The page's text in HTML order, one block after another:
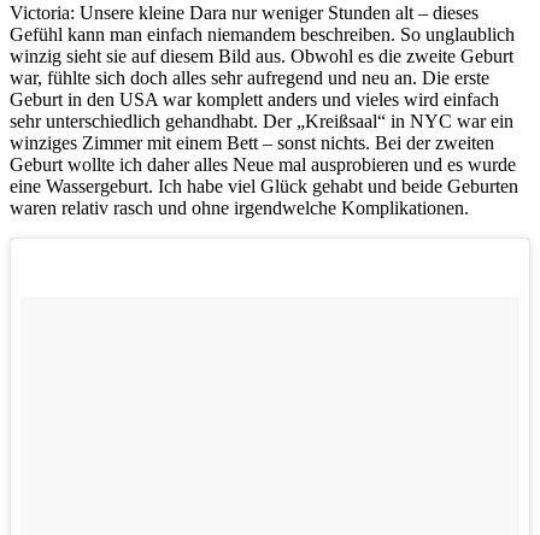
Victoria: Unsere kleine Dara nur weniger Stunden alt – dieses
Gefühl kann man einfach niemandem beschreiben. So unglaublich
winzig sieht sie auf diesem Bild aus. Obwohl es die zweite Geburt
war, fühlte sich doch alles sehr aufregend und neu an. Die erste
Geburt in den USA war komplett anders und vieles wird einfach
sehr unterschiedlich gehandhabt. Der „Kreißsaal“ in NYC war ein
winziges Zimmer mit einem Bett – sonst nichts. Bei der zweiten
Geburt wollte ich daher alles Neue mal ausprobieren und es wurde
eine Wassergeburt. Ich habe viel Glück gehabt und beide Geburten
waren relativ rasch und ohne irgendwelche Komplikationen.